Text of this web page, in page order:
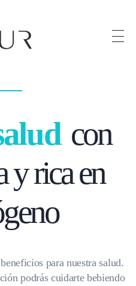
con
y rica en
para nuestra salud.
podrás cuidarte bebiendo